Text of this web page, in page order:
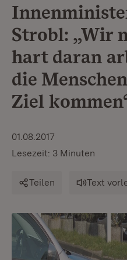
Strobl: „Wir
hart daran
die
Ziel
01.08.2017
Lesezeit: 3 Minuten
Teilen Text